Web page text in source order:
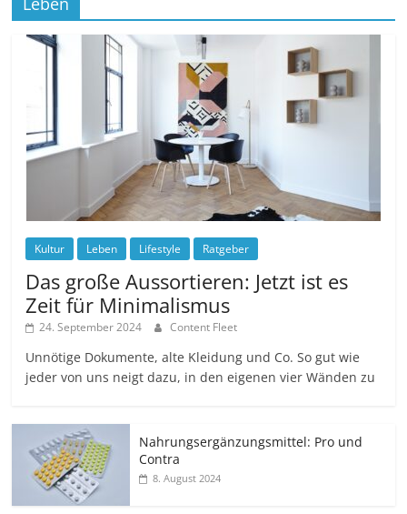
Kultur Leben Lifestyle Ratgeber
Das große Aussortieren: Jetzt ist es
Zeit für Minimalismus
24. September 2024 Content Fleet
Unnötige Dokumente, alte Kleidung und Co. So gut wie
jeder von uns neigt dazu, in den eigenen vier Wänden zu
Nahrungsergänzungsmittel: Pro und
Contra
8. August 2024